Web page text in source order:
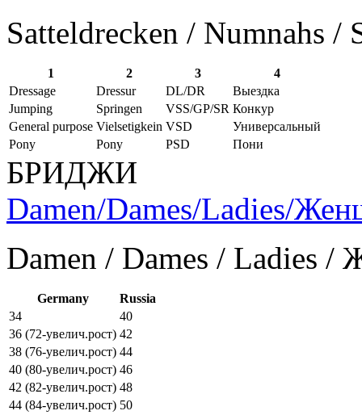
Satteldrecken / Numnahs /
1 2 3
4
Dressage
Dressur DL/DR
Выездка
Jumping
Springen VSS/GP/SR Конкур
General purpose Vielsetigkein VSD
Универсальный
Pony
Pony PSD Пони
БРИДЖИ
Damen/Dames/Ladies/
Damen / Dames / Ladies
Germany
Russia
34
40
36 (72-увелич.рост) 42
38 (76-увелич.рост) 44
40 (80-увелич.рост) 46
42 (82-увелич.рост) 48
44 (84-увелич.рост) 50